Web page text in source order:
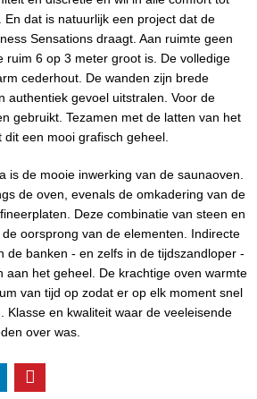
En dat is natuurlijk een project dat de
Sensations draagt. Aan ruimte geen
ruim 6 op 3 meter groot is. De volledige
cederhout. De wanden zijn brede
authentiek gevoel uitstralen. Voor de
gebruikt. Tezamen met de latten van het
een mooi grafisch geheel.
is de mooie inwerking van de saunaoven.
de oven, evenals de omkadering van de
Deze combinatie van steen en
oorsprong van de elementen. Indirecte
de banken - en zelfs in de tijdszandloper -
aan het geheel. De krachtige oven warmte
van tijd op zodat er op elk moment snel
Klasse en kwaliteit waar de veeleisende
over was.